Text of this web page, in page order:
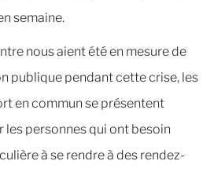
semaine.
nous aient été en mesure de
publique pendant cette crise, les
en commun se présentent
les personnes qui ont besoin
à se rendre à des rendez-